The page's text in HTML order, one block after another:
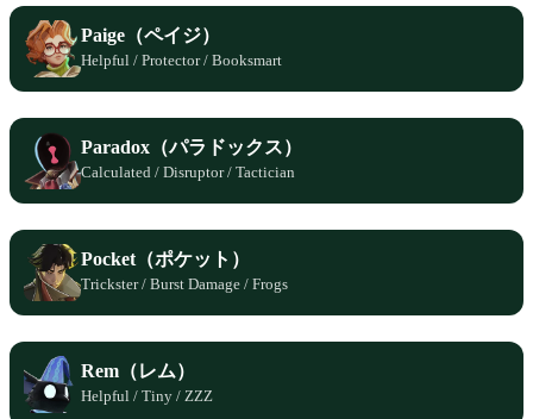
Paige（ペイジ）
Helpful / Protector / Booksmart
Paradox（パラドックス）
Calculated / Disruptor / Tactician
Pocket（ポケット）
Trickster / Burst Damage / Frogs
Rem（レム）
Helpful / Tiny / ZZZ